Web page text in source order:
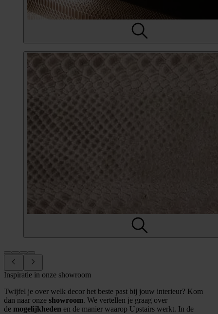
Inspiratie in onze showroom
Twijfel je over welk decor het beste past bij jouw interieur? Kom
dan naar onze showroom. We vertellen je graag over
de mogelijkheden en de manier waarop Upstairs werkt. In de